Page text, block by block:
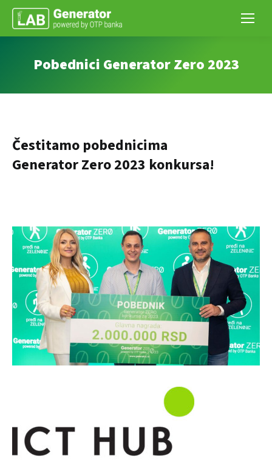
Pobednici Generator Zero 2023
Čestitamo pobednicima
Generator Zero 2023 konkursa!